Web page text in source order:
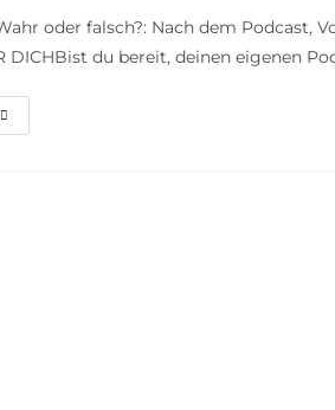
oder falsch?: Nach dem
DICHBist du bereit, deinen eigenen